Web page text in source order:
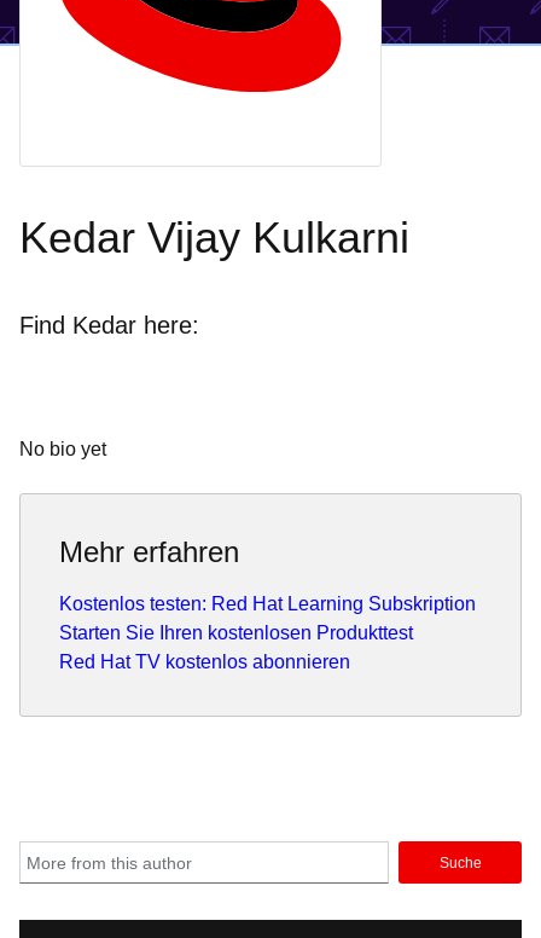
Kedar Vijay Kulkarni
Find Kedar here:
No bio yet
Mehr erfahren
Kostenlos testen: Red Hat Learning Subskription
Starten Sie Ihren kostenlosen Produkttest
Red Hat TV kostenlos abonnieren
Suche